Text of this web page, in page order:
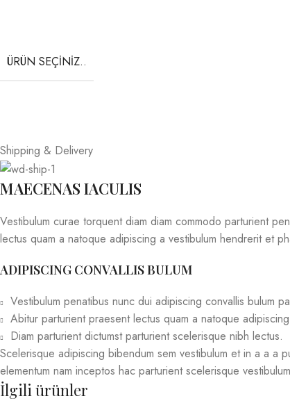
ÜRÜN SEÇINIZ..
Shipping & Delivery
MAECENAS IACULIS
Vestibulum curae torquent diam diam commodo parturient
lectus quam a natoque adipiscing a vestibulum hendrerit et
ADIPISCING CONVALLIS BULUM
Vestibulum penatibus nunc dui adipiscing convallis bulum
Abitur parturient praesent lectus quam a natoque
Diam parturient dictumst parturient scelerisque nibh lectus.
Scelerisque adipiscing bibendum sem vestibulum et in a a a
elementum nam inceptos hac parturient scelerisque
İlgili ürünler